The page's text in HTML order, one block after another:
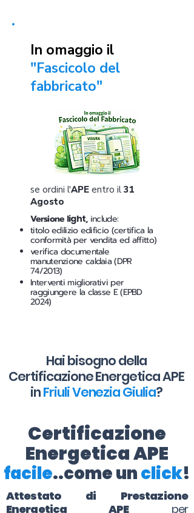
In omaggio il
"Fascicolo del
fabbricato"
se ordini l'APE entro il 31
Agosto
Versione light,include:
titolo edilizio edificio (certifica la
conformità per vendita ed affitto)
verifica documentale
manutenzione caldaia (DPR
74/2013)
Interventi migliorativi per
raggiungere la classe E (EPBD
2024)
Hai bisogno della
Certificazione Energetica APE
inFriuli Venezia Giulia?
Certificazione
Energetica APE
facile..come unclick!
Attestato di Prestazione
Energetica APEper